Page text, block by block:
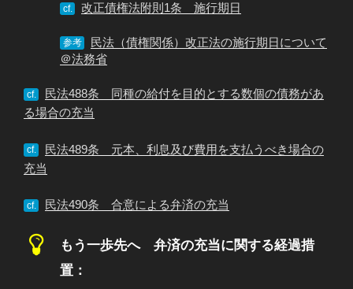
cf. 改正債権法附則1条 施行期日
参考
民法（債権関係）改正法の施行期日について
＠法務省
cf.
民法488条 同種の給付を目的とする数個の債務があ
る場合の充当
cf.
民法489条 元本、利息及び費用を支払うべき場合の
充当
cf. 民法490条 合意による弁済の充当
もう一歩先へ 弁済の充当に関する経過措
置：